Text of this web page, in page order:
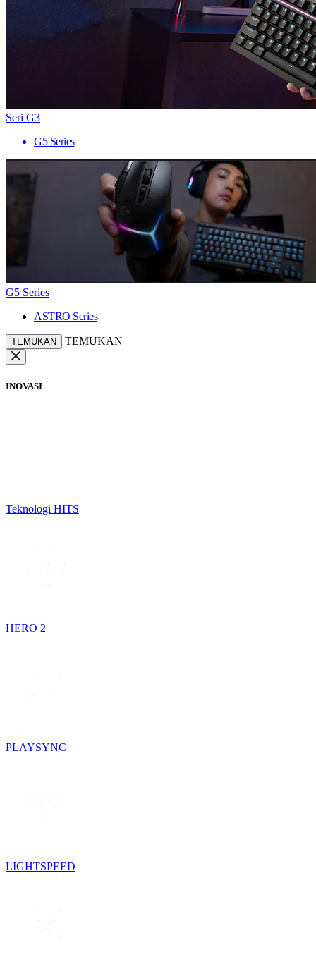
Seri G3
G5 Series
G5 Series
ASTRO Series
TEMUKAN TEMUKAN
INOVASI
Teknologi HITS
HERO 2
PLAYSYNC
LIGHTSPEED